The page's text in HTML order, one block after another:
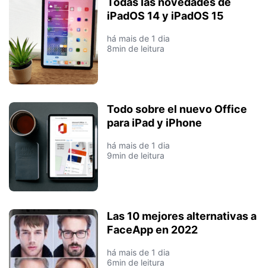
iPadOS 14 y iPadOS 15
há mais de 1 dia
8min de leitura
Todo sobre el nuevo Office
para iPad y iPhone
há mais de 1 dia
9min de leitura
Las 10 mejores alternativas a
FaceApp en 2022
há mais de 1 dia
6min de leitura